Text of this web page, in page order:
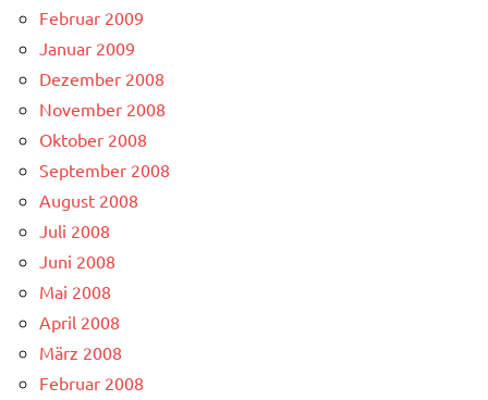
Februar 2009
Januar 2009
Dezember 2008
November 2008
Oktober 2008
September 2008
August 2008
Juli 2008
Juni 2008
Mai 2008
April 2008
März 2008
Februar 2008